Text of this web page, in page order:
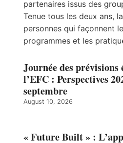
partenaires issus des
Tenue tous les deux ans,
personnes qui façonnent
programmes et les
Journée des prévisions
l’EFC : Perspectives
septembre
August 10, 2026
« Future Built » :